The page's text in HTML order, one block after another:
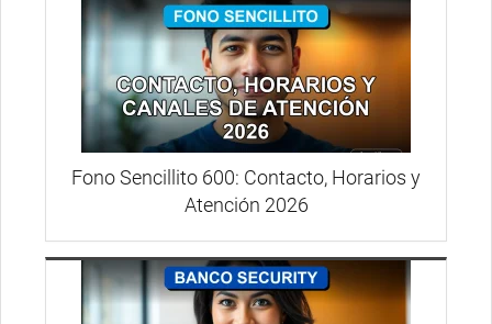
Fono Sencillito 600: Contacto, Horarios y
Atención 2026